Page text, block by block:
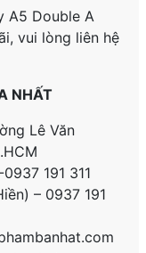
A5 Double A
vui lòng liên hệ
NHẤT
Lê Văn
191 311
– 0937 191